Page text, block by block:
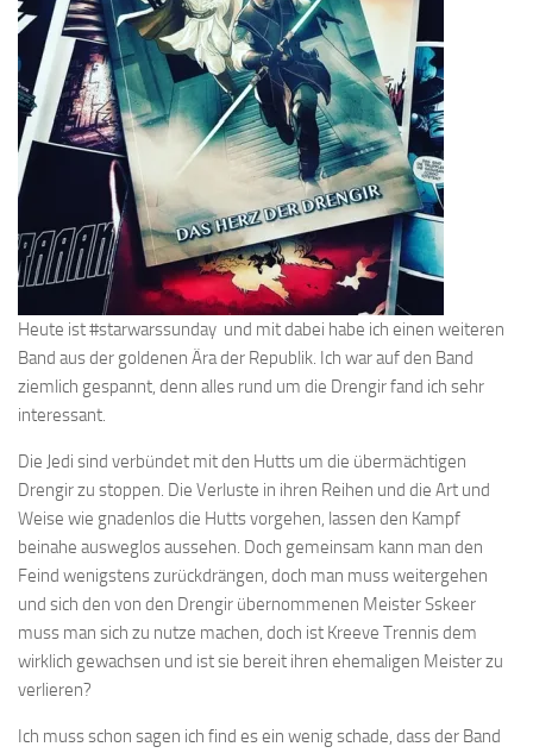
Heute ist #starwarssunday und mit dabei habe ich einen weiteren
Band aus der goldenen Ära der Republik. Ich war auf den Band
ziemlich gespannt, denn alles rund um die Drengir fand ich sehr
interessant.
Die Jedi sind verbündet mit den Hutts um die übermächtigen
Drengir zu stoppen. Die Verluste in ihren Reihen und die Art und
Weise wie gnadenlos die Hutts vorgehen, lassen den Kampf
beinahe ausweglos aussehen. Doch gemeinsam kann man den
Feind wenigstens zurückdrängen, doch man muss weitergehen
und sich den von den Drengir übernommenen Meister Sskeer
muss man sich zu nutze machen, doch ist Kreeve Trennis dem
wirklich gewachsen und ist sie bereit ihren ehemaligen Meister zu
verlieren?
Ich muss schon sagen ich find es ein wenig schade, dass der Band